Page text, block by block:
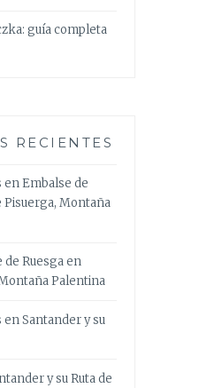
guía completa
RECIENTES
enEmbalse de
Pisuerga, Montaña
de Ruesga en
Palentina
enSantander y su
y su Ruta de